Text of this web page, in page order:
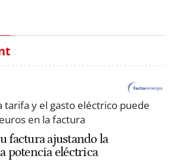
factura ajustando la
potencia eléctrica